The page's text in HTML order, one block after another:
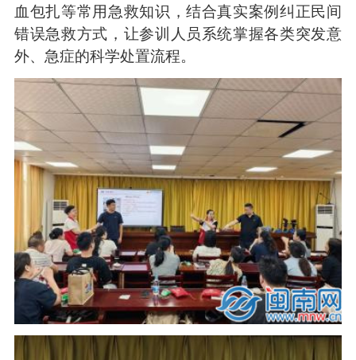
血包扎等常用急救知识，结合真实案例纠正民间
错误急救方式，让参训人员系统掌握各类突发意
外、急症的科学处置流程。